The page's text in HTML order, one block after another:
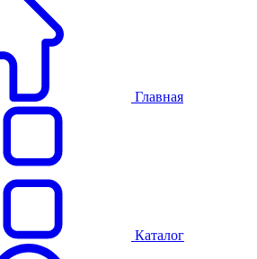
Главная
Каталог